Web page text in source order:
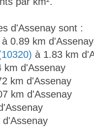
d'Assenay sont :
à 0.89 km d'Assenay
à 1.83 km
km d'Assenay
km d'Assenay
km d'Assenay